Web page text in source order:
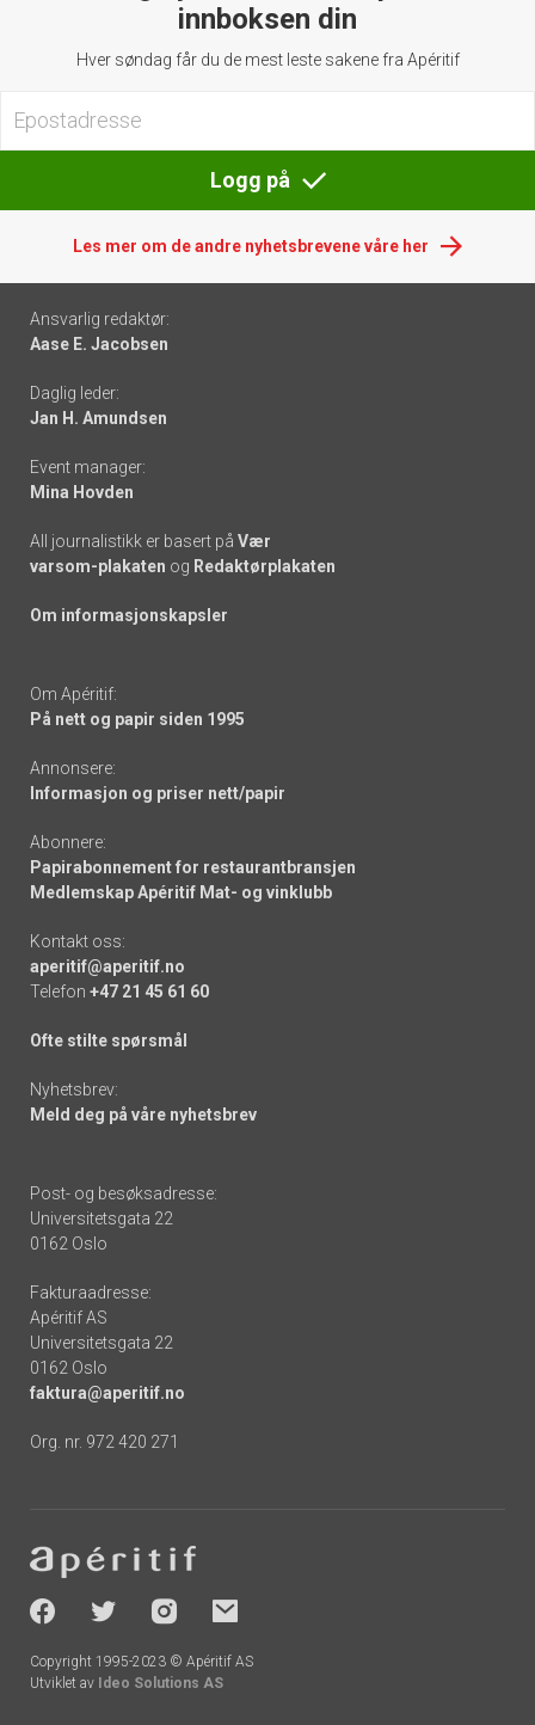
innboksen din
Hver søndag får du de mest leste sakene fra Apéritif
Logg på
Les mer om de andre nyhetsbrevene våre her
Footer
-
links
Ansvarlig redaktør:
Aase E. Jacobsen
Daglig leder:
Jan H. Amundsen
Event manager:
Mina Hovden
All journalistikk er basert på Vær
varsom-plakaten og Redaktørplakaten
Om informasjonskapsler
Om Apéritif:
På nett og papir siden 1995
Annonsere:
Informasjon og priser nett/papir
Abonnere:
Papirabonnement for restaurantbransjen
Medlemskap Apéritif Mat- og vinklubb
Kontakt oss:
aperitif@aperitif.no
Telefon +47 21 45 61 60
Ofte stilte spørsmål
Nyhetsbrev:
Meld deg på våre nyhetsbrev
Post- og besøksadresse:
Universitetsgata 22
0162 Oslo
Fakturaadresse:
Apéritif AS
Universitetsgata 22
0162 Oslo
faktura@aperitif.no
Org. nr. 972 420 271
-
socials
Copyright 1995-2023 © Apéritif AS
Utviklet av Ideo Solutions AS